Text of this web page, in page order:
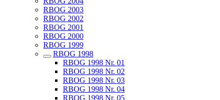
RBOG 2003
RBOG 2002
RBOG 2001
RBOG 2000
RBOG 1999
RBOG 1998
RBOG 1998 Nr. 01
RBOG 1998 Nr. 02
RBOG 1998 Nr. 03
RBOG 1998 Nr. 04
RBOG 1998 Nr. 05